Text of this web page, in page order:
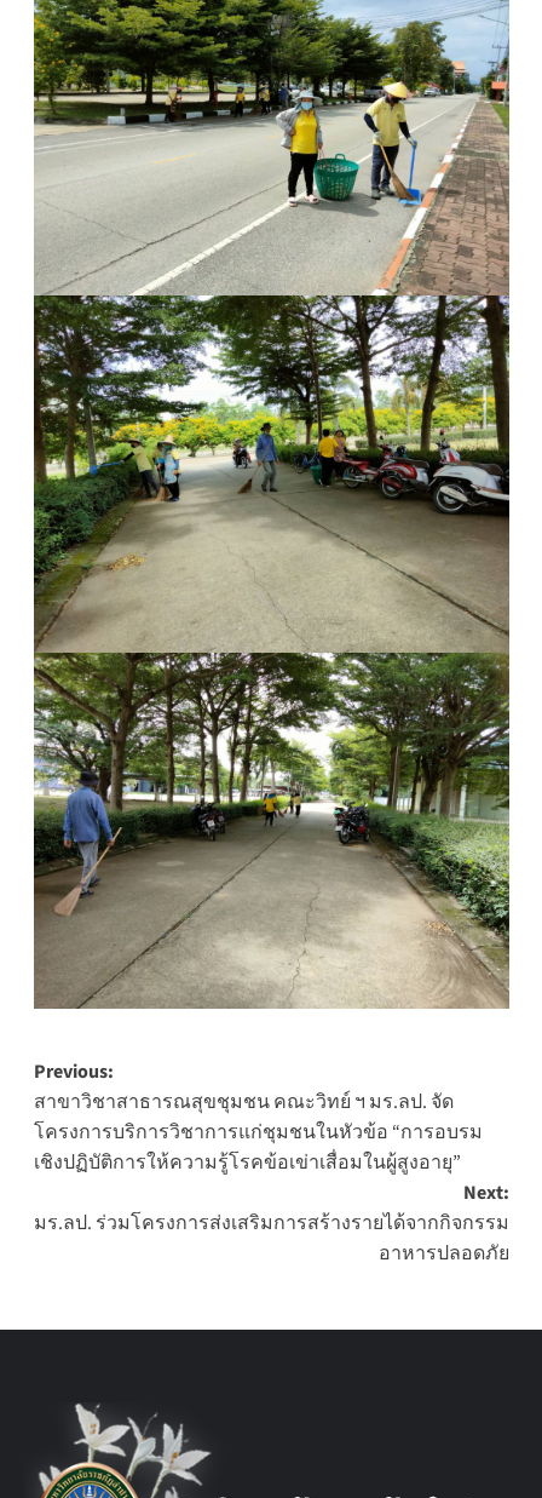
Post
navigation
Previous:
สาขาวิชาสาธารณสุขชุมชน คณะวิทย์ ฯ มร.ลป. จัด
โครงการบริการวิชาการแก่ชุมชนในหัวข้อ “การอบรม
เชิงปฏิบัติการให้ความรู้โรคข้อเข่าเสื่อมในผู้สูงอายุ”
Next:
มร.ลป. ร่วมโครงการส่งเสริมการสร้างรายได้จากกิจกรรม
อาหารปลอดภัย